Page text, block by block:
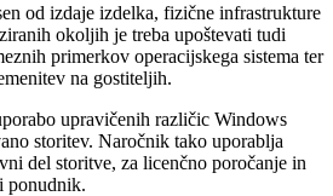
od izdaje izdelka, fizične infrastrukture
okoljih je treba upoštevati tudi
primerkov operacijskega sistema ter
na gostiteljih.
upravičenih različic Windows
storitev. Naročnik tako uporablja
del storitve, za licenčno poročanje in
ponudnik.